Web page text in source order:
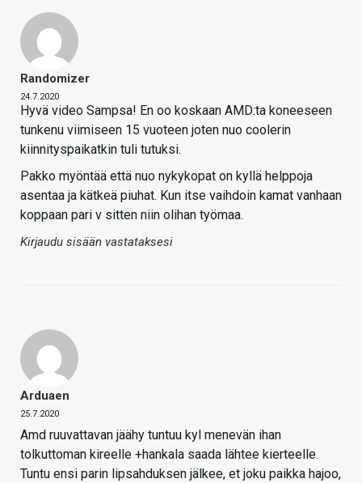
Randomizer
24.7.2020
Hyvä video Sampsa! En oo koskaan AMD:ta koneeseen
tunkenu viimiseen 15 vuoteen joten nuo coolerin
kiinnityspaikatkin tuli tutuksi.
Pakko myöntää että nuo nykykopat on kyllä helppoja
asentaa ja kätkeä piuhat. Kun itse vaihdoin kamat vanhaan
koppaan pari v sitten niin olihan työmaa.
Kirjaudu sisään vastataksesi
Arduaen
25.7.2020
Amd ruuvattavan jäähy tuntuu kyl menevän ihan
tolkuttoman kireelle +hankala saada lähtee kierteelle.
Tuntu ensi parin lipsahduksen jälkee, et joku paikka hajoo,